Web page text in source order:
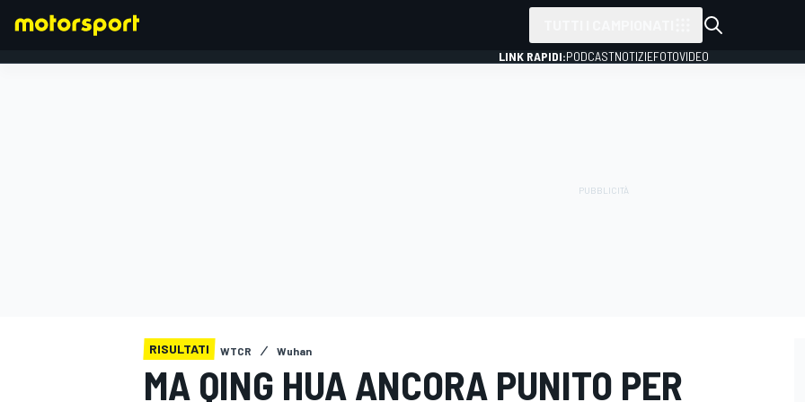
LINK RAPIDI:PODCASTNOTIZIEFOTOVIDEO
RISULTATI WTCR Wuhan
MA QING HUA ANCORA PUNITO PER